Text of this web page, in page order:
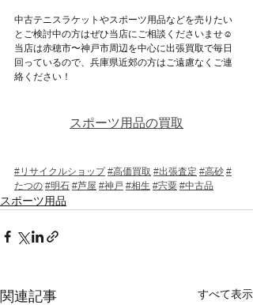
中古テニスラケットやスポーツ用品などを売りたい
とご検討中の方はぜひ当店にご相談くださいませ☺
当店は赤穂市〜神戸市周辺を中心に出張買取で毎日
回っているので、兵庫県近郊の方はご遠慮なくご連
絡ください！
スポーツ用品の買取
#リサイクルショップ #高価買取 #出張査定 #高砂 #
たつの #明石 #芦屋 #神戸 #相生 #宍粟 #中古品
スポーツ用品
関連記事 すべて表示